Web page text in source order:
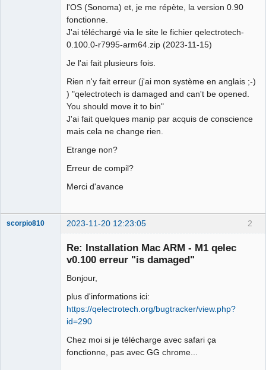
l'OS (Sonoma) et, je me répète, la version 0.90
fonctionne.
J'ai téléchargé via le site le fichier qelectrotech-
0.100.0-r7995-arm64.zip (2023-11-15)
Je l'ai fait plusieurs fois.
Rien n'y fait erreur (j'ai mon système en anglais ;-)
) "qelectrotech is damaged and can't be opened.
You should move it to bin"
J'ai fait quelques manip par acquis de conscience
mais cela ne change rien.
Etrange non?
Erreur de compil?
Merci d'avance
2
scorpio810 2023-11-20 12:23:05
Re: Installation Mac ARM - M1 qelec
v0.100 erreur "is damaged"
Bonjour,
plus d'informations ici:
https://qelectrotech.org/bugtracker/view.php?
id=290
Chez moi si je télécharge avec safari ça
fonctionne, pas avec GG chrome...